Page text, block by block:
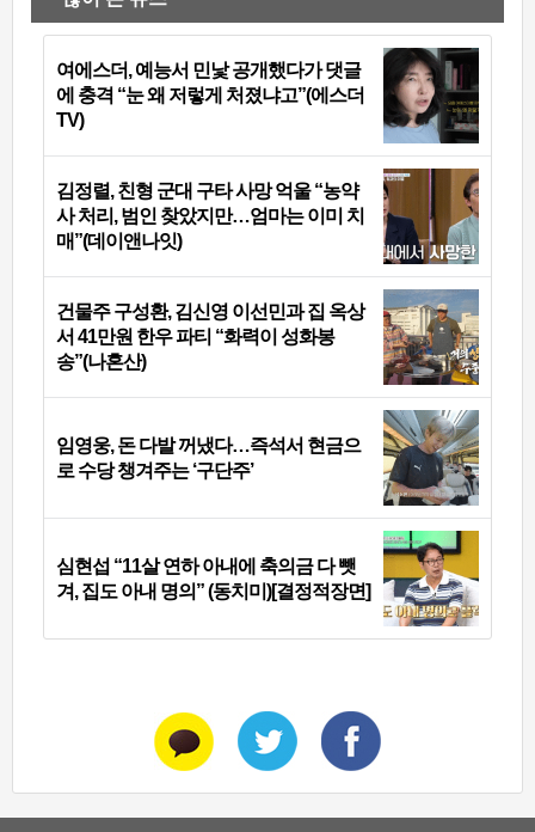
여에스더, 예능서 민낯 공개했다가 댓글
에 충격 “눈 왜 저렇게 처졌냐고”(에스더
TV)
김정렬, 친형 군대 구타 사망 억울 “농약
사 처리, 범인 찾았지만…엄마는 이미 치
매”(데이앤나잇)
건물주 구성환, 김신영 이선민과 집 옥상
서 41만원 한우 파티 “화력이 성화봉
송”(나혼산)
임영웅, 돈 다발 꺼냈다…즉석서 현금으
로 수당 챙겨주는 ‘구단주’
심현섭 “11살 연하 아내에 축의금 다 뺏
겨, 집도 아내 명의” (동치미)[결정적장면]